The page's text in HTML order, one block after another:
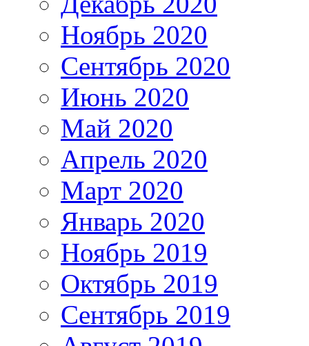
Ноябрь 2020
Сентябрь 2020
Июнь 2020
Май 2020
Апрель 2020
Март 2020
Январь 2020
Ноябрь 2019
Октябрь 2019
Сентябрь 2019